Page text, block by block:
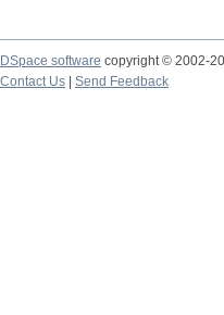
DSpace software copyright © 2002-
Contact Us
Send Feedback